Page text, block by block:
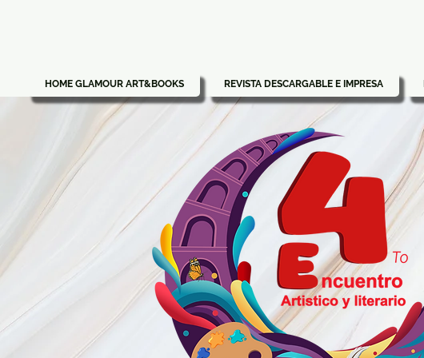
HOME GLAMOUR ART&BOOKS REVISTA DESCARGABLE E IMPRESA